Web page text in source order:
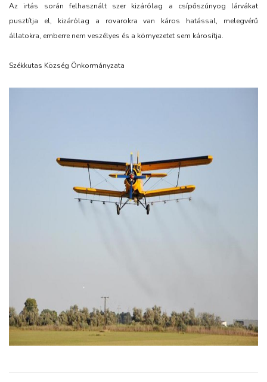
Az irtás során felhasznált szer kizárólag a csípőszúnyog lárvákat
pusztítja el, kizárólag a rovarokra van káros hatással, melegvérű
állatokra, emberre nem veszélyes és a környezetet sem károsítja.
Székkutas Község Önkormányzata